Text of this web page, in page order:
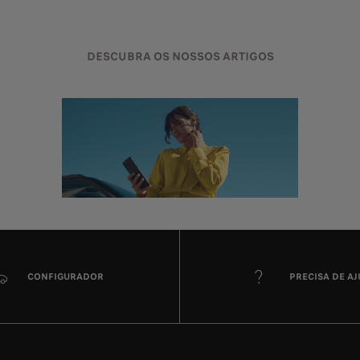
DESCUBRA OS NOSSOS ARTIGOS
CONFIGURADOR PRECISA DE